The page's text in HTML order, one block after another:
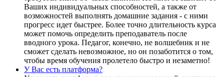
Ваших индивидуальных способностей, а также от
возможностей выполнять домашние задания - с ними
прогресс идет быстрее. Более точно длительность курса
может помочь определить преподаватель после
вводного урока. Педагог, конечно, не волшебник и не
сможет сделать невозможное, но он позаботится о том,
чтобы время обучения пролетело быстро и незаметно!
У Вас есть платформа?